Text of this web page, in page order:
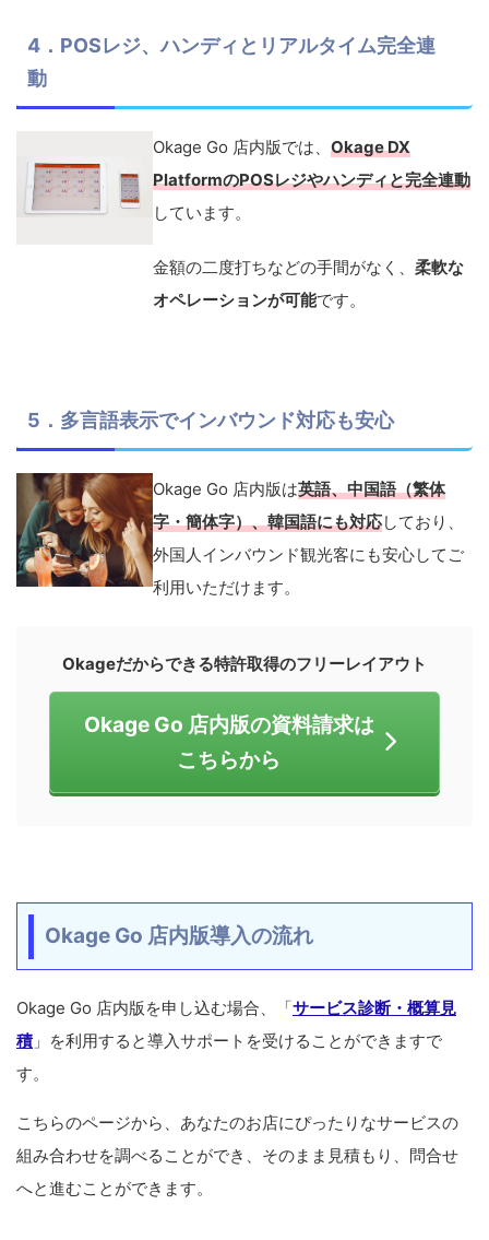
4．POSレジ、ハンディとリアルタイム完全連
動
Okage Go 店内版では、Okage DX
PlatformのPOSレジやハンディと完全連動
しています。
金額の二度打ちなどの手間がなく、柔軟な
オペレーションが可能です。
5．多言語表示でインバウンド対応も安心
Okage Go 店内版は英語、中国語（繁体
字・簡体字）、韓国語にも対応しており、
外国人インバウンド観光客にも安心してご
利用いただけます。
Okageだからできる特許取得のフリーレイアウト
Okage Go 店内版の資料請求は
こちらから
Okage Go 店内版導入の流れ
Okage Go 店内版を申し込む場合、「サービス診断・概算見
積」を利用すると導入サポートを受けることができますで
す。
こちらのページから、あなたのお店にぴったりなサービスの
組み合わせを調べることができ、そのまま見積もり、問合せ
へと進むことができます。